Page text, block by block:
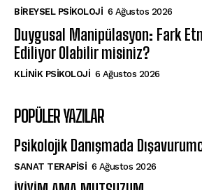
BIREYSEL PSIKOLOJI 6 Ağustos 2026
Duygusal Manipülasyon: Fark
Ediliyor Olabilir misiniz?
KLINIK PSIKOLOJI 6 Ağustos 2026
POPÜLER YAZILAR
Psikolojik Danışmada
SANAT TERAPISI 6 Ağustos 2026